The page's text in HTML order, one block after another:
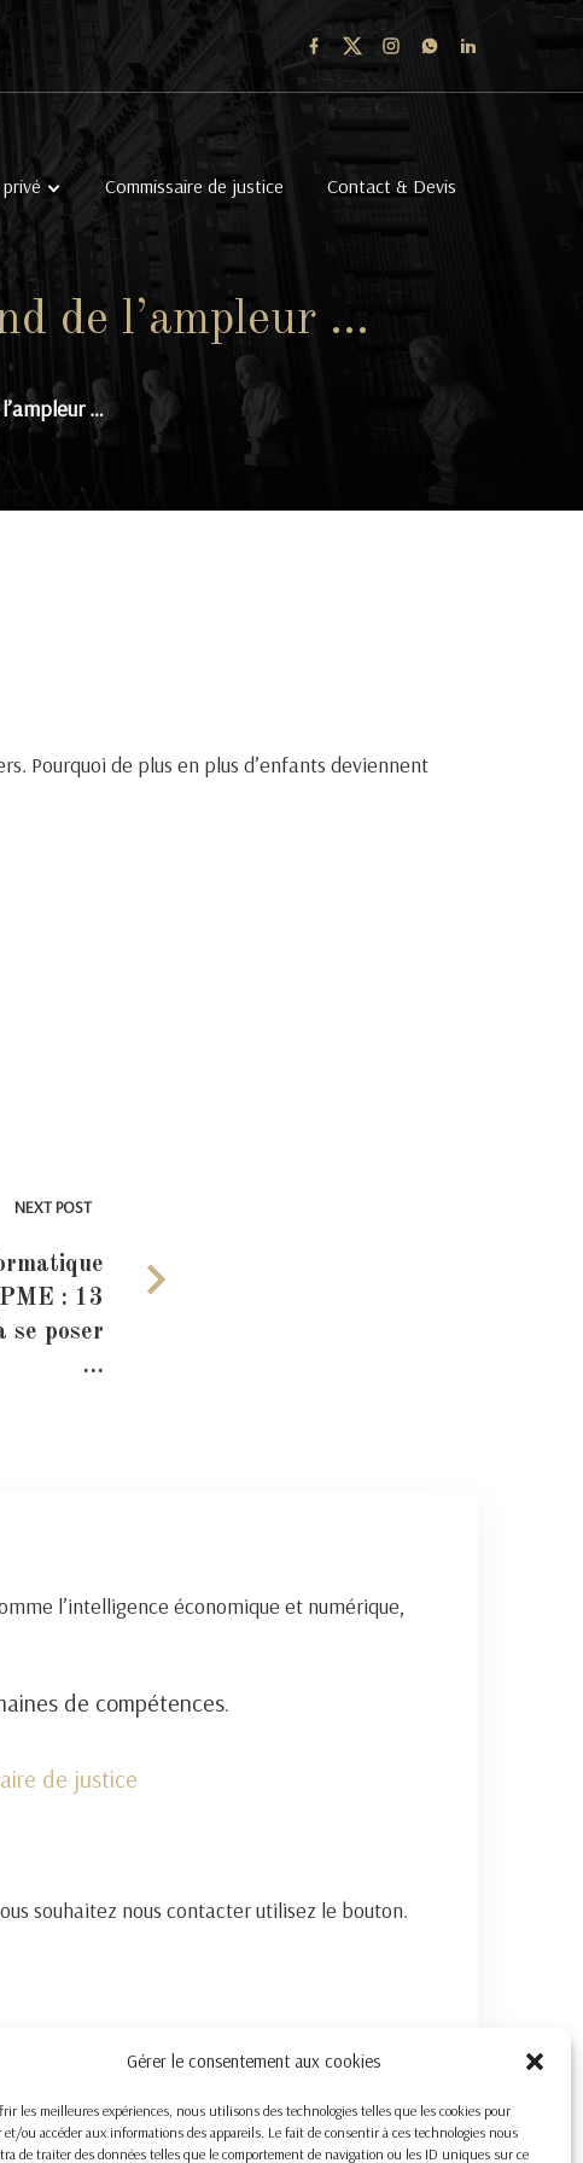
Gérer le consentement aux cookies
les meilleures expériences, nous utilisons des technologies telles que les cookies pour
et/ou accéder aux informations des appareils. Le fait de consentir à ces technologies nous
de traiter des données telles que le comportement de navigation ou les ID uniques sur ce
Commissaire de justice Contact & Devis
de l’ampleur …
…
Pourquoi de plus en plus d’enfants deviennent
NEXT POST
: 13
se poser
…
l’intelligence économique et numérique,
de compétences.
de justice
souhaitez nous contacter utilisez le bouton.